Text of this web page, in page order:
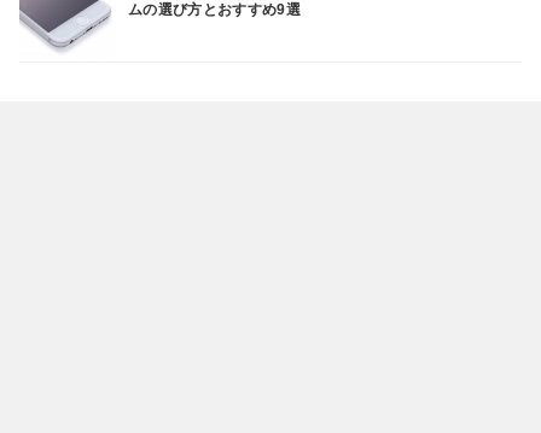
ムの選び方とおすすめ9選